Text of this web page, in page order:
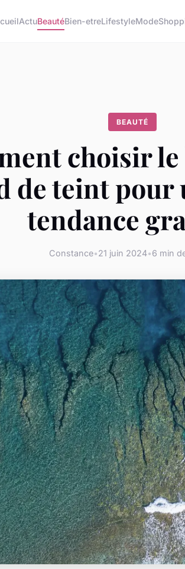
ActuBeautéBien-etreLifestyleMode
BEAUTÉ
choisir le
de teint pour
tendance
Constance•21 juin 2024•6 min